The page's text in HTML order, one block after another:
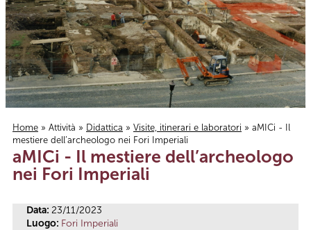
Tu sei qui
Home » Attività » Didattica » Visite, itinerari e laboratori » aMICi - Il
mestiere dell’archeologo nei Fori Imperiali
aMICi - Il mestiere dell’archeologo
nei Fori Imperiali
Data: 23/11/2023
Luogo: Fori Imperiali